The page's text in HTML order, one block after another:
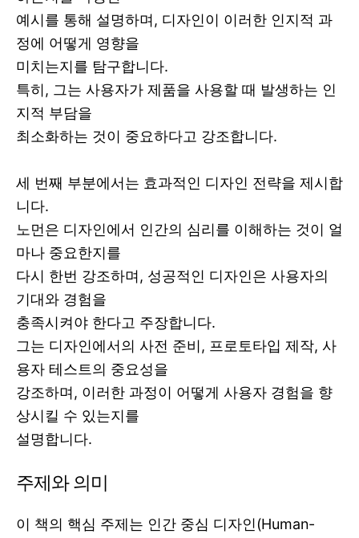
예시를 통해 설명하며, 디자인이 이러한 인지적 과
정에 어떻게 영향을
미치는지를 탐구합니다.
특히, 그는 사용자가 제품을 사용할 때 발생하는 인
지적 부담을
최소화하는 것이 중요하다고 강조합니다.
세 번째 부분에서는 효과적인 디자인 전략을 제시합
니다.
노먼은 디자인에서 인간의 심리를 이해하는 것이 얼
마나 중요한지를
다시 한번 강조하며, 성공적인 디자인은 사용자의
기대와 경험을
충족시켜야 한다고 주장합니다.
그는 디자인에서의 사전 준비, 프로토타입 제작, 사
용자 테스트의 중요성을
강조하며, 이러한 과정이 어떻게 사용자 경험을 향
상시킬 수 있는지를
설명합니다.
주제와 의미
이 책의 핵심 주제는 인간 중심 디자인(Human-